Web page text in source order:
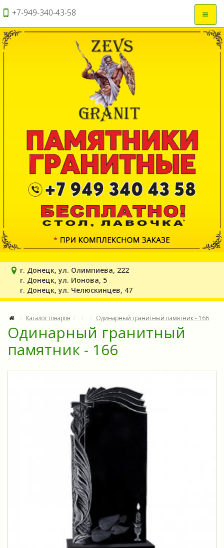
+7-949-340-43-58
г. Донецк, ул. Олимпиева, 222
г. Донецк, ул. Ионова, 5
г. Донецк, ул. Челюскинцев, 47
Каталог товаров Одинарный гранитный памятник - 166
Одинарный гранитный
памятник - 166